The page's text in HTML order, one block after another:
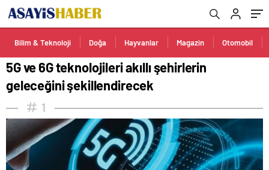
Bilim & Teknoloji Doğa Hayvanlar Magazin Otomobil
5G ve 6G teknolojileri akıllı şehirlerin
geleceğini şekillendirecek
1